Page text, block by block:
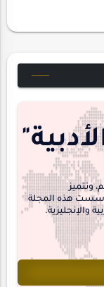
وتتميز
تأسست هذه المجلة